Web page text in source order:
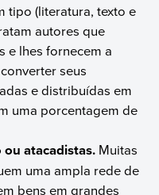
tipo (literatura, texto e
autores que
e lhes fornecem a
seus
e distribuídas em
uma porcentagem de
ou atacadistas. Muitas
uma ampla rede de
bens em grandes